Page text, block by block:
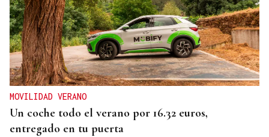
MOVILIDAD VERANO
Un coche todo el verano por 16.32 euros,
entregado en tu puerta